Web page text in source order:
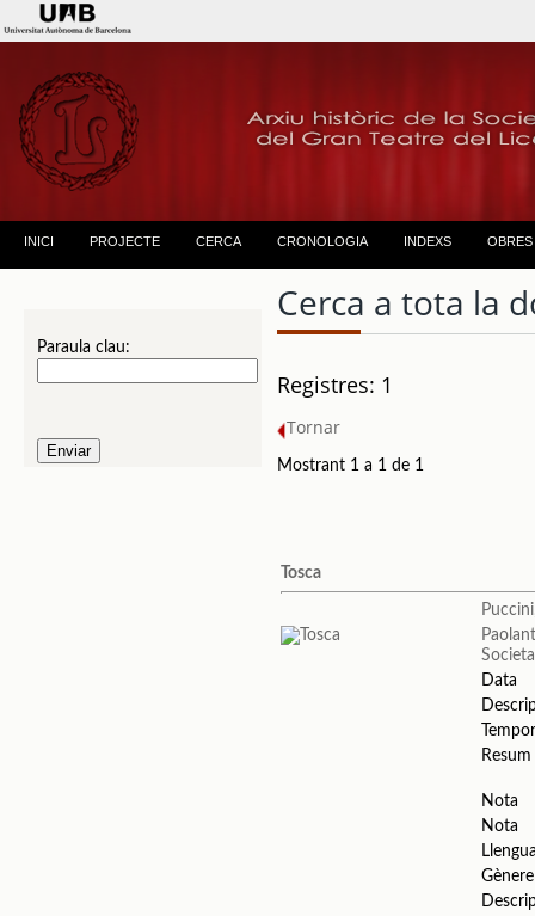
INICI PROJECTE CERCA CRONOLOGIA INDEXS OBRES
Paraula clau:
Cerca a tota la
Registres: 1
Tornar
Mostrant 1 a 1 de 1
Tosca
Data
Resum
Nota
Nota
Gènere